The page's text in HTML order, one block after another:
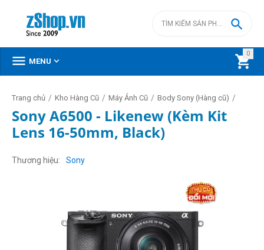
0


 MENU 
Trang chủ / Kho Hàng Cũ / Máy Ảnh Cũ / Body Sony (Hàng cũ) /
Sony A6500 - Likenew (Kèm Kit
Lens 16-50mm, Black)
Thương hiệu Sony